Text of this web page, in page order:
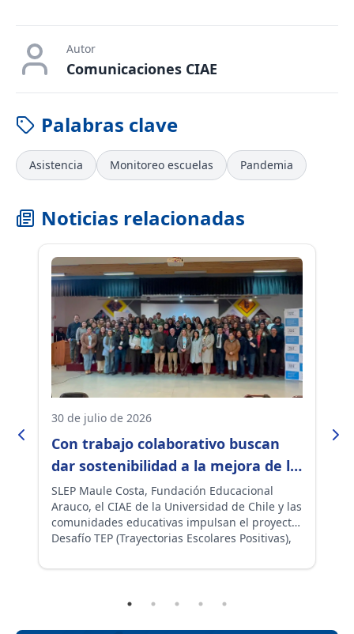
Autor
Comunicaciones CIAE
Palabras clave
Asistencia Monitoreo escuelas Pandemia
Noticias relacionadas
30 de julio de 2026
Con trabajo colaborativo buscan
dar sostenibilidad a la mejora de la
asistencia escolar
SLEP Maule Costa, Fundación Educacional
Arauco, el CIAE de la Universidad de Chile y las
comunidades educativas impulsan el proyecto
Desafío TEP (Trayectorias Escolares Positivas),
escolar y promover trayectorias educativas